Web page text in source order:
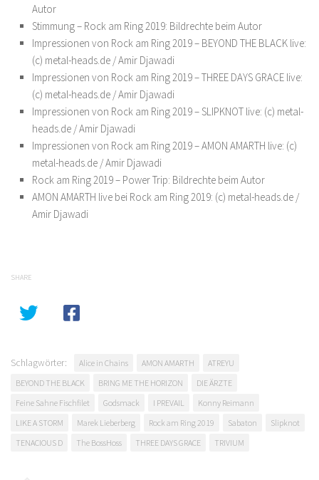
Autor
Stimmung – Rock am Ring 2019: Bildrechte beim Autor
Impressionen von Rock am Ring 2019 – BEYOND THE BLACK live:
(c) metal-heads.de / Amir Djawadi
Impressionen von Rock am Ring 2019 – THREE DAYS GRACE live:
(c) metal-heads.de / Amir Djawadi
Impressionen von Rock am Ring 2019 – SLIPKNOT live: (c) metal-
heads.de / Amir Djawadi
Impressionen von Rock am Ring 2019 – AMON AMARTH live: (c)
metal-heads.de / Amir Djawadi
Rock am Ring 2019 – Power Trip: Bildrechte beim Autor
AMON AMARTH live bei Rock am Ring 2019: (c) metal-heads.de /
Amir Djawadi
SHARE
Schlagwörter: Alice in Chains AMON AMARTH
ATREYU
BEYOND THE BLACK
BRING ME THE HORIZON
DIE ÄRZTE
Feine Sahne Fischfilet
Godsmack I PREVAIL
Konny Reimann
LIKE A STORM
Marek Lieberberg Rock am Ring 2019 Sabaton
Slipknot
TENACIOUS D
The BossHoss THREE DAYS GRACE TRIVIUM